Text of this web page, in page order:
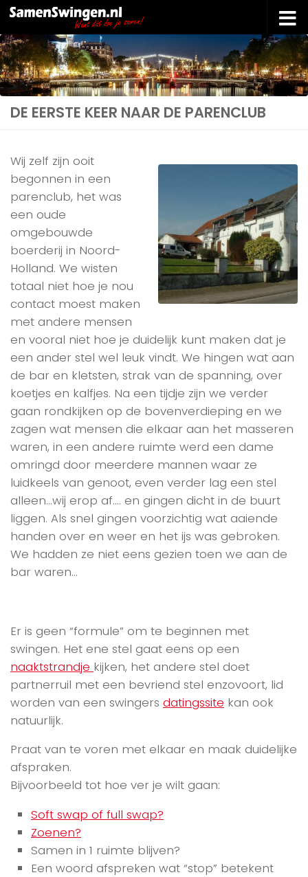
Doorgaan naar inhoud
DE EERSTE KEER NAAR DE PARENCLUB
Wij zelf zijn ooit
begonnen in een
parenclub, het was
een oude
omgebouwde
boerderij in Noord-
Holland. We wisten
totaal niet hoe je nou
contact moest maken
met andere mensen
en vooral niet hoe je duidelijk kunt maken dat je
een ander stel wel leuk vindt. We hingen wat aan
de bar en kletsten, strak van de spanning, over
koetjes en kalfjes. Na een tijdje zijn we verder
gaan rondkijken op de bovenverdieping en we
zagen wat mensen die elkaar aan het masseren
waren, in een andere ruimte werd een dame
omringd door meerdere mannen waar ze
luidkeels van genoot, even verder lag een stel
alleen…wij erop af…. en gingen dicht in de buurt
liggen. Als snel gingen voorzichtig wat aaiende
handen over en weer en het ijs was gebroken.
We hadden ze niet eens gezien toen we aan de
bar waren…
Er is geen “formule” om te beginnen met
swingen. Het ene stel gaat eens op een
naaktstrandje kijken, het andere stel doet
partnerruil met een bevriend stel enzovoort, lid
worden van een swingers datingssite kan ook
natuurlijk.
Praat van te voren met elkaar en maak duidelijke
afspraken.
Bijvoorbeeld tot hoe ver je wilt gaan:
Soft swap of full swap?
Zoenen?
Samen in 1 ruimte blijven?
Een woord afspreken wat “stop” betekent